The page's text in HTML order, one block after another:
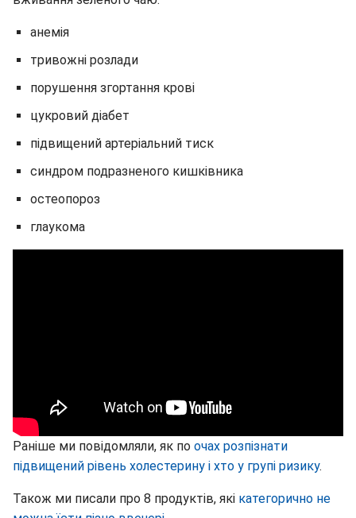
анемія
тривожні розлади
порушення згортання крові
цукровий діабет
підвищений артеріальний тиск
синдром подразненого кишківника
остеопороз
глаукома
Раніше ми повідомляли, як по очах розпізнати
підвищений рівень холестерину і хто у групі ризику.
Також ми писали про 8 продуктів, які категорично не